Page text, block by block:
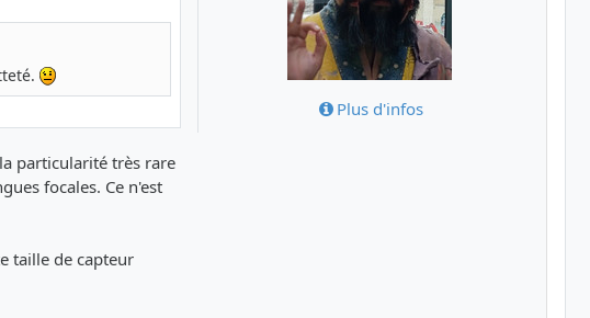
Plus d'infos
particularité très rare
focales. Ce n'est
taille de capteur